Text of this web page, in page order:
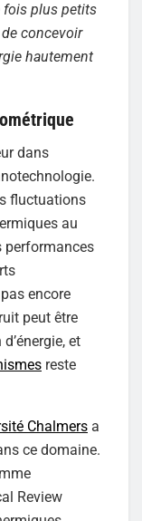
plus petits
concevoir
hautement
dans
fluctuations
au
performances
encore
peut être
et
reste
Chalmers a
ce domaine.
Review